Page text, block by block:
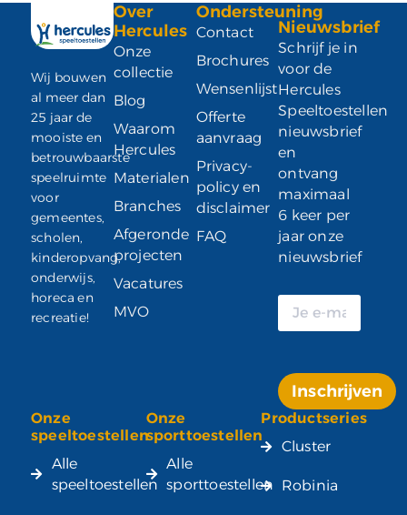
Wij bouwen
al meer dan
25 jaar de
mooiste en
betrouwbaarste
speelruimte
voor
gemeentes,
scholen,
kinderopvang,
onderwijs,
horeca en
recreatie!
Over
Hercules
Onze
collectie
Blog
Waarom
Hercules
Materialen
Branches
Afgeronde
projecten
Vacatures
MVO
Ondersteuning
Contact
Brochures
Wensenlijst
Offerte
aanvraag
Privacy-
policy en
disclaimer
FAQ
Nieuwsbrief
Schrijf je in
voor de
Hercules
Speeltoestellen
nieuwsbrief
en
ontvang
maximaal
6 keer per
jaar onze
nieuwsbrief
Inschrijven
Alternative:
Onze
speeltoestellen
Alle
speeltoestellen
Onze
sporttoestellen
Alle
sporttoestellen
Productseries
Cluster
Robinia